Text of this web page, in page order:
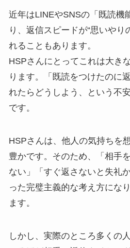
近年はLINEやSNSの「既読機
り、返信スピードが“思いやり
れることもあります。
HSPさんにとってこれは大き
ります。「既読をつけたのに
れたらどうしよう、という不
です。
HSPさんは、他人の気持ちを
豊かです。そのため、「相手
ない」「すぐ返さないと失礼
った完璧主義的な考え方にな
ます。
しかし、実際のところ多くの